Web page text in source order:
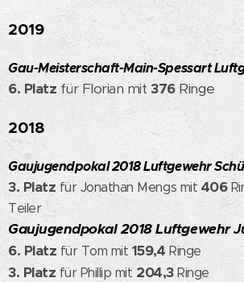
2019
Gau-Meisterschaft-Main-Spessart
6. Platz für Florian mit376Ringe
2018
Gaujugendpokal 2018 Luftgewehr
3. Platz für Jonathan Mengs mit 406
Teiler
Gaujugendpokal 2018 Luftgewehr
6. Platzfür Tom mit 159,4 Ringe
3. Platz für Phillip mit 204,3Ringe